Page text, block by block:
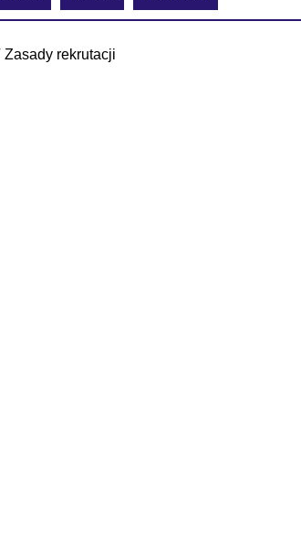
Zasady rekrutacji